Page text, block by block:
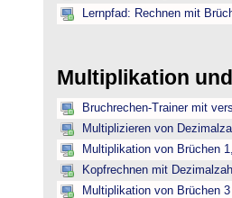
Lernpfad: Rechnen mit
Multiplikation
Bruchrechen-Trainer mit
Multiplizieren von
Multiplikation von Brüchen
Kopfrechnen mit
Multiplikation von Brüchen